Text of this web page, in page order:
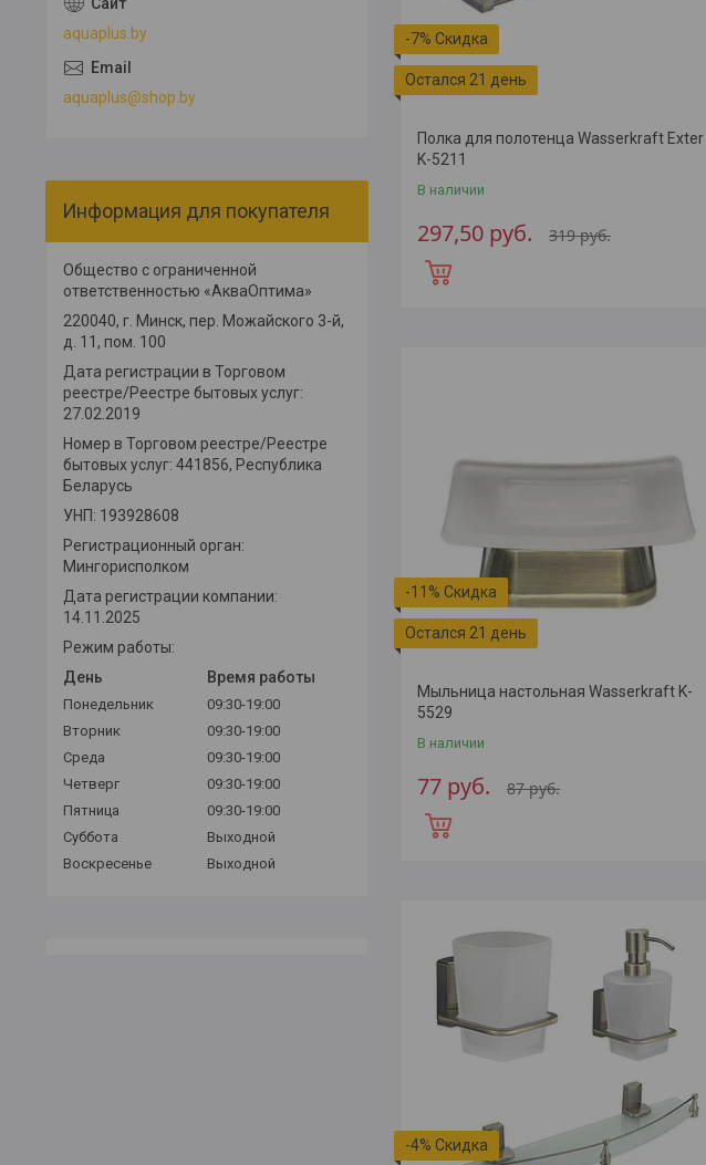
-7%
Остался 21 день
Полка для полотенца Wasserkraft Exter
K-5211
В наличии
319руб.
297,50 руб.
-11%
Остался 21 день
Мыльница настольная Wasserkraft K-
5529
В наличии
87руб.
77 руб.
-4%
aquaplus.by
aquaplus@shop.by
Информация для покупателя
Общество с ограниченной
ответственностью «АкваОптима»
220040, г. Минск, пер. Можайского 3-й,
д. 11, пом. 100
Дата регистрации в Торговом
реестре/Реестре бытовых услуг:
27.02.2019
Номер в Торговом реестре/Реестре
бытовых услуг: 441856, Республика
Беларусь
УНП: 193928608
Регистрационный орган:
Мингорисполком
Дата регистрации компании:
14.11.2025
Режим работы:
День
Время работы
Понедельник
09:30-19:00
Вторник
09:30-19:00
Среда
09:30-19:00
Четверг
09:30-19:00
Пятница
09:30-19:00
Суббота
Выходной
Воскресенье
Выходной